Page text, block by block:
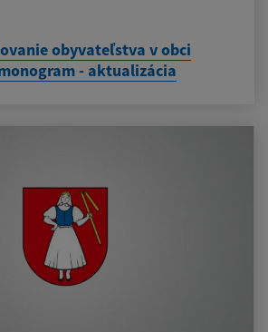
obyvateľstva v obci
- aktualizácia